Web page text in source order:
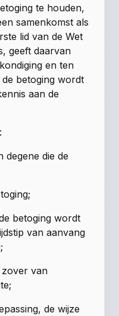
te houden,
samenkomst als
lid van de Wet
geeft daarvan
en ten
betoging wordt
aan de
degene die de
betoging wordt
van aanvang
van
de wijze